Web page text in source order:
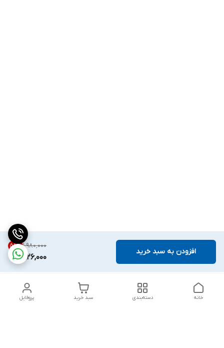
۱٬۹۸۰٬۰۰۰ 58%
826,000
افزودن به سبد خرید
پروفایل سبد خرید دسته‌بندی خانه